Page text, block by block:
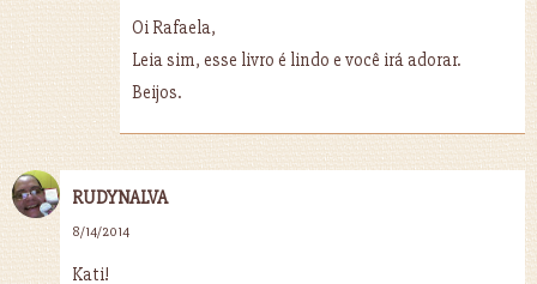
Oi Rafaela,
Leia sim, esse livro é lindo e você irá adorar.
Beijos.
RUDYNALVA
8/14/2014
Kati!